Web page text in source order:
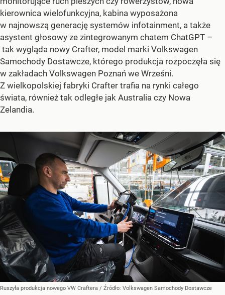
kierownica wielofunkcyjna, kabina wyposażona
w najnowszą generację systemów infotainment, a także
asystent głosowy ze zintegrowanym chatem ChatGPT –
tak wygląda nowy Crafter, model marki Volkswagen
Samochody Dostawcze, którego produkcja rozpoczęła się
w zakładach Volkswagen Poznań we Wrześni.
Z wielkopolskiej fabryki Crafter trafia na rynki całego
świata, również tak odległe jak Australia czy Nowa
Zelandia.
Ruszyła produkcja nowego VW Craftera / Źródło: Volkswagen Samochody Dostawcze